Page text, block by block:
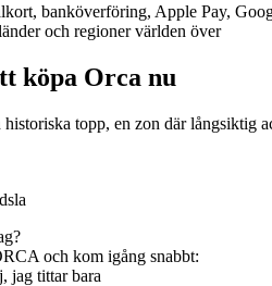
och råvaror
banköverföring, Apple Pay,
och regioner världen över
köpa Orca nu
topp, en zon där långsiktig
och kom igång snabbt:
jag tittar bara